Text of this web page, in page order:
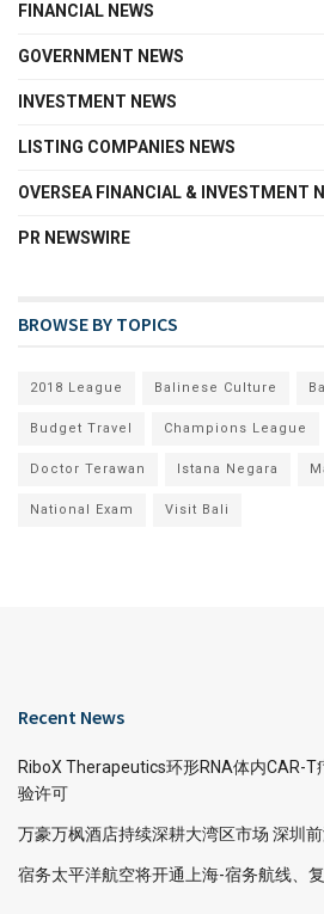
FINANCIAL NEWS
GOVERNMENT NEWS
INVESTMENT NEWS
LISTING COMPANIES NEWS
OVERSEA FINANCIAL & INVESTMENT
PR NEWSWIRE
BROWSE BY TOPICS
2018 League Balinese Culture
Budget Travel Champions League
Doctor Terawan Istana Negara
National Exam Visit Bali
Recent News
RiboX Therapeutics环形RNA体内CAR-T
验许可
万豪万枫酒店持续深耕大湾区市场 深圳
宿务太平洋航空将开通上海-宿务航线、